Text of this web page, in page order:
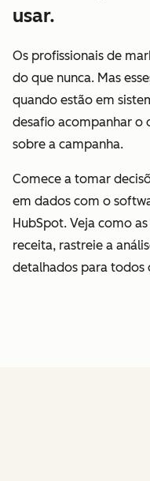
usar.
Os profissionais de
do que nunca. Mas
quando estão em
desafio acompanhar o
sobre a campanha.
Comece a tomar
em dados com o
HubSpot. Veja como
receita, rastreie a
detalhados para todos